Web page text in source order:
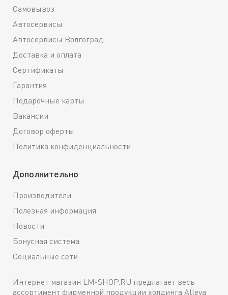
Самовывоз
Автосервисы
Автосервисы Волгоград
Доставка и оплата
Сертификаты
Гарантия
Подарочные карты
Вакансии
Договор оферты
Политика конфиденциальности
Дополнительно
Производители
Полезная информация
Новости
Бонусная система
Социальные сети
Интернет магазин LM-SHOP.RU предлагает весь
ассортимент фирменной продукции холдинга Alleya